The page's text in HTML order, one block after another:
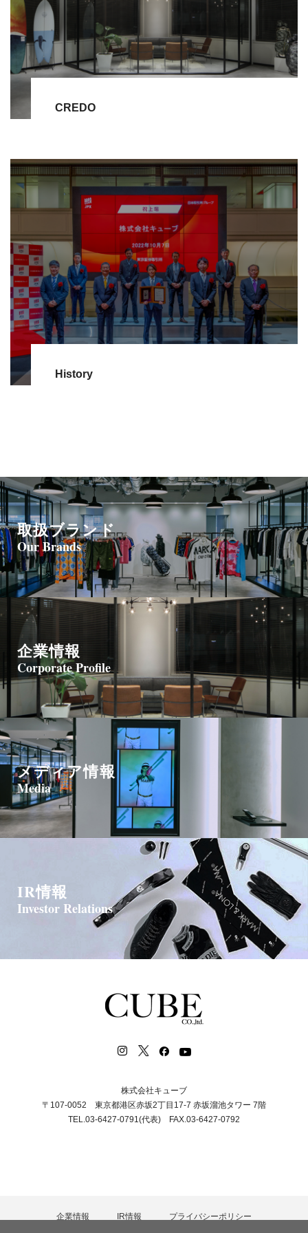
CREDO
History
取扱ブランド
Our Brands
企業情報
Corporate Profile
メディア情報
Media
IR情報
Investor Relations
株式会社キューブ
〒107-0052 東京都港区赤坂2丁目17-7 赤坂溜池タワー 7階
TEL.03-6427-0791(代表) FAX.03-6427-0792
企業情報 IR情報
プライバシーポリシー